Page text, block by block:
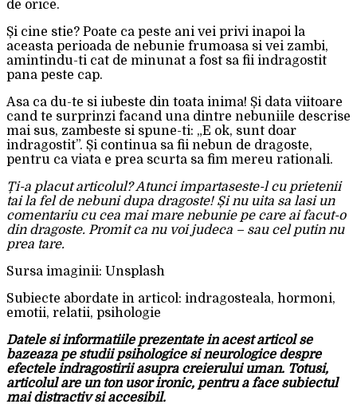
de orice.
Și cine stie? Poate ca peste ani vei privi inapoi la
aceasta perioada de nebunie frumoasa si vei zambi,
amintindu-ti cat de minunat a fost sa fii indragostit
pana peste cap.
Asa ca du-te si iubeste din toata inima! Și data viitoare
cand te surprinzi facand una dintre nebuniile descrise
mai sus, zambeste si spune-ti: „E ok, sunt doar
indragostit”. Și continua sa fii nebun de dragoste,
pentru ca viata e prea scurta sa fim mereu rationali.
Ți-a placut articolul? Atunci impartaseste-l cu prietenii
tai la fel de nebuni dupa dragoste! Și nu uita sa lasi un
comentariu cu cea mai mare nebunie pe care ai facut-o
din dragoste. Promit ca nu voi judeca – sau cel putin nu
prea tare.
Sursa imaginii: Unsplash
Subiecte abordate in articol: indragosteala, hormoni,
emotii, relatii, psihologie
Datele si informatiile prezentate in acest articol se
bazeaza pe studii psihologice si neurologice despre
efectele indragostirii asupra creierului uman. Totusi,
articolul are un ton usor ironic, pentru a face subiectul
mai distractiv si accesibil.